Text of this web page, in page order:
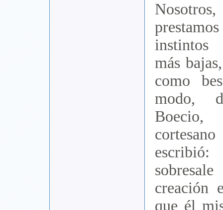
instintos
más
como
modo,
creación
que él